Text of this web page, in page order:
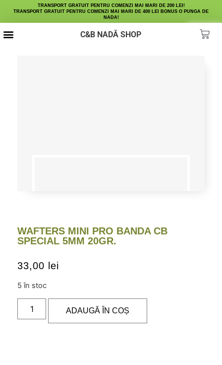
TRANSPORT GRATUIT PENTRU COMENZI MAI MARI DE 200 LEI!
TRANSPORT GRATUIT PENTRU COMENZI MAI MARI DE 400 LEI BONUS O PUNGA DE
NADA!
C&B NADĂ SHOP
WAFTERS MINI PRO BANDA CB
SPECIAL 5MM 20GR.
33,00 lei
5 în stoc
ADAUGĂ ÎN COȘ